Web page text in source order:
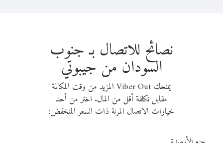
نصائح للاتصال بـ جنوب
السودان من جيبوتي
يمنحك Viber Out المزيد من وقت المكالمة
مقابل تكلفة أقل من المال. اختر من أحد
خيارات الاتصال المرنة ذات السعر المنخفض: